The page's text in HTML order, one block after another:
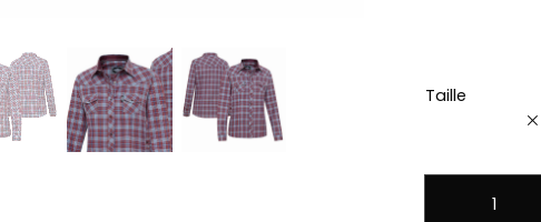
Taille